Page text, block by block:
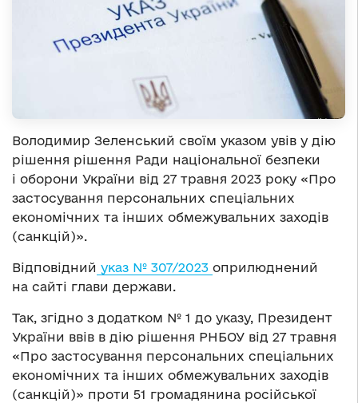
Володимир Зеленський своїм указом увів у дію
рішення рішення Ради національної безпеки
і оборони України від 27 травня 2023 року «Про
застосування персональних спеціальних
економічних та інших обмежувальних заходів
(санкцій)».
Відповідний указ № 307/2023 оприлюднений
на сайті глави держави.
Так, згідно з додатком № 1 до указу, Президент
України ввів в дію рішення РНБОУ від 27 травня
«Про застосування персональних спеціальних
економічних та інших обмежувальних заходів
(санкцій)» проти 51 громадянина російської